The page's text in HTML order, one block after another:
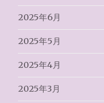
2025年6月
2025年5月
2025年4月
2025年3月